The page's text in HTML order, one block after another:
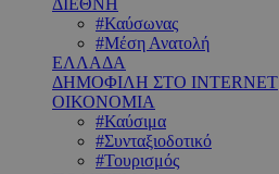
ΔΙΕΘΝΗ
#Καύσωνας
#Μέση Ανατολή
ΕΛΛΑΔΑ
ΔΗΜΟΦΙΛΗ ΣΤΟ INTERNET
ΟΙΚΟΝΟΜΙΑ
#Καύσιμα
#Συνταξιοδοτικό
#Τουρισμός